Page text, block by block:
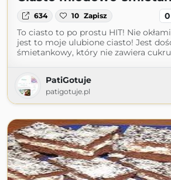
634 10 Zapisz 0
To ciasto to po prostu HIT! Nie
jest to moje ulubione ciasto! Jest
śmietankowy, który nie zawiera
PatiGotuje
patigotuje.pl